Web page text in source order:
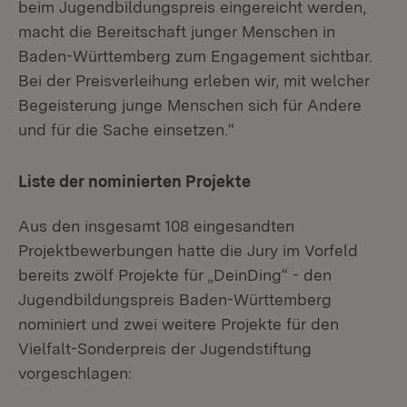
beim Jugendbildungspreis eingereicht werden,
macht die Bereitschaft junger Menschen in
Baden-Württemberg zum Engagement sichtbar.
Bei der Preisverleihung erleben wir, mit welcher
Begeisterung junge Menschen sich für Andere
und für die Sache einsetzen.“
Liste der nominierten Projekte
Aus den insgesamt 108 eingesandten
Projektbewerbungen hatte die Jury im Vorfeld
bereits zwölf Projekte für „DeinDing“ - den
Jugendbildungspreis Baden-Württemberg
nominiert und zwei weitere Projekte für den
Vielfalt-Sonderpreis der Jugendstiftung
vorgeschlagen: